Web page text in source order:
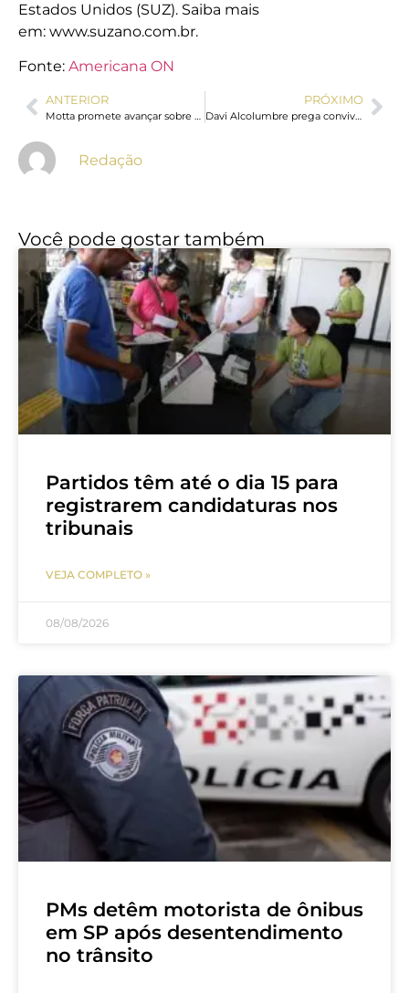
Estados Unidos (SUZ). Saiba mais
em: www.suzano.com.br.
Fonte: Americana ON
ANTERIOR PRÓXIMO
Davi Alcolumbre prega convivência pacífica entre poderes
Redação
Você pode gostar também
Partidos têm até o dia 15 para
registrarem candidaturas nos
tribunais
VEJA COMPLETO »
08/08/2026
PMs detêm motorista de ônibus
em SP após desentendimento
no trânsito